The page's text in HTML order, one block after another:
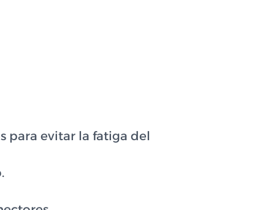
para evitar la fatiga del